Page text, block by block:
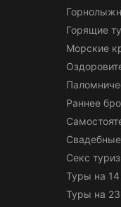
Горящие
Морские
Раннее
Секс
Туры на
Туры на